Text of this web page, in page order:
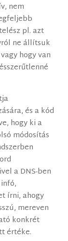
nem
pl. azt
ne állítsuk
hogy van
és a kód
hogy ki a
módosítás
a DNS-ben
írni, ahogy
mereven
konkrét
értéke.